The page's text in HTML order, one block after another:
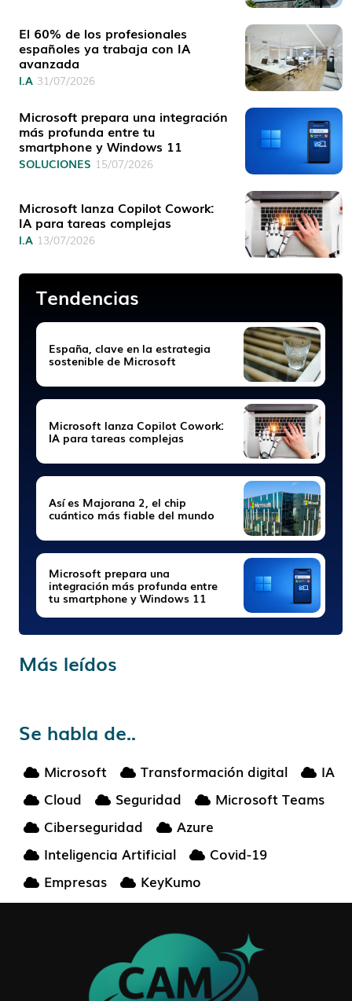
El 60% de los profesionales
españoles ya trabaja con IA
avanzada
I.A 31/07/2026
Microsoft prepara una integración
más profunda entre tu
smartphone y Windows 11
SOLUCIONES 15/07/2026
Microsoft lanza Copilot Cowork:
IA para tareas complejas
I.A 13/07/2026
Tendencias
España, clave en la estrategia
sostenible de Microsoft
Microsoft lanza Copilot Cowork:
IA para tareas complejas
Así es Majorana 2, el chip
cuántico más fiable del mundo
Microsoft prepara una
integración más profunda entre
tu smartphone y Windows 11
Más leídos
Se habla de..
Microsoft Transformación digital
IA
Cloud
Seguridad
Microsoft Teams
Ciberseguridad
Azure
Inteligencia Artificial
Covid-19
Empresas
KeyKumo